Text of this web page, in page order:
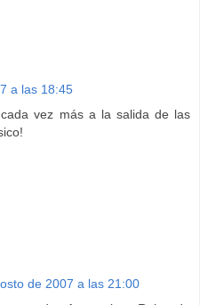
a las 18:45
vez más a la salida de las
de 2007 a las 21:00